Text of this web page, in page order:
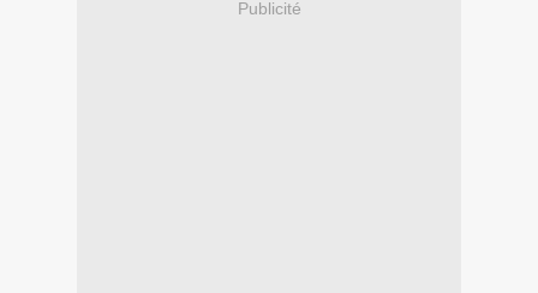
Publicité